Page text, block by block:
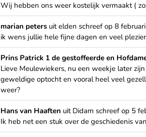
Wij hebben ons weer kostelijk vermaakt (
marian peters uit elden schreef op 8
ik wens jullie hele fijne dagen en veel plezier
Prins Patrick 1 de gestoffeerde en
Lieve Meulewiekers, nu een weekje later
geweldige optocht en vooral heel veel
weer?
Hans van Haaften uit Didam schreef op 5
Ik heb net een stuk over de geschiedenis